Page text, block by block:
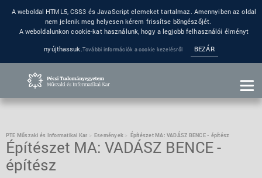
A weboldal HTML5, CSS3 és JavaScript elemeket tartalmaz. Amennyiben az oldal
nem jelenik meg helyesen kérem frissítse böngészőjét.
A weboldalunkon cookie-kat használunk, hogy a legjobb felhasználói élményt
nyújthassuk. További információk a cookie kezelésről BEZÁR
PTE Műszaki és Informatikai Kar Események Építészet MA: VADÁSZ BENCE - építész
Építészet MA: VADÁSZ BENCE -
építész